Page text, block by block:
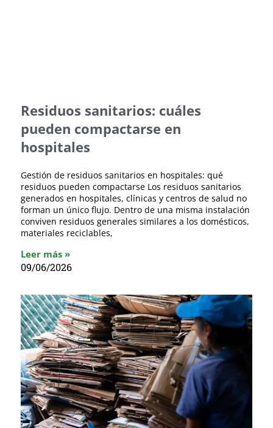
Residuos sanitarios: cuáles
pueden compactarse en
hospitales
Gestión de residuos sanitarios en hospitales: qué
residuos pueden compactarse Los residuos sanitarios
generados en hospitales, clínicas y centros de salud no
forman un único flujo. Dentro de una misma instalación
conviven residuos generales similares a los domésticos,
materiales reciclables,
Leer más »
09/06/2026